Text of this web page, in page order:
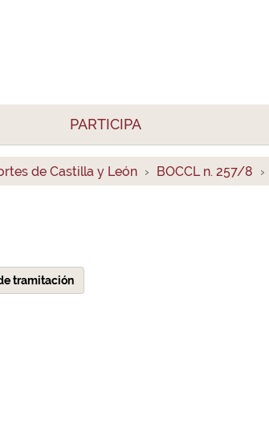
PARTICIPA
de Castilla y León BOCCL n. 257/8
tramitación